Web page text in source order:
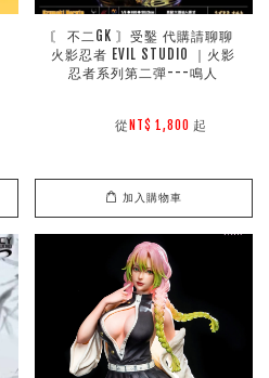
〘 不二GK 〙受鑿 代購請聊聊
火影忍者 EVIL STUDIO ｜火影
忍者系列第二彈---鳴人
        從
NT$ 1,800 起
加入購物車